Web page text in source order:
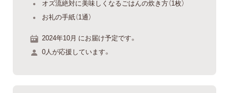
オズ流絶対に美味しくなるごはんの炊き方（1枚）
お礼の手紙（1通）
2024年10月 にお届け予定です。
0人が応援しています。